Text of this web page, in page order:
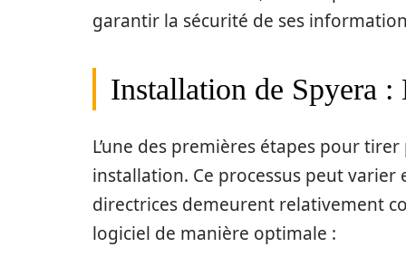
garantir la sécurité de ses
Installation de Spyera :
L’une des premières étapes pour
installation. Ce processus peut varier
directrices demeurent relativement
logiciel de manière optimale :